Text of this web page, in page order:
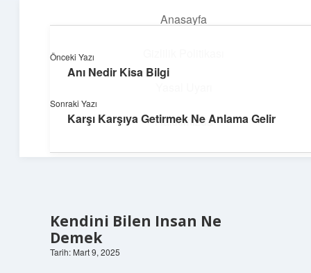
Anasayfa
Hakkımızda
Dijital Dünya Günlüğü
Kendini Bilen Insan Ne
Demek
Tarih: Mart 9, 2025
Önceki Yazı
Anı Nedir Kisa Bilgi
Sonraki Yazı
Karşı Karşıya Getirmek Ne Anlama Gelir